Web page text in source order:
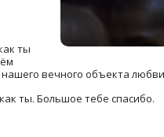
ты
нашего вечного объекта
ты. Большое тебе спасибо.